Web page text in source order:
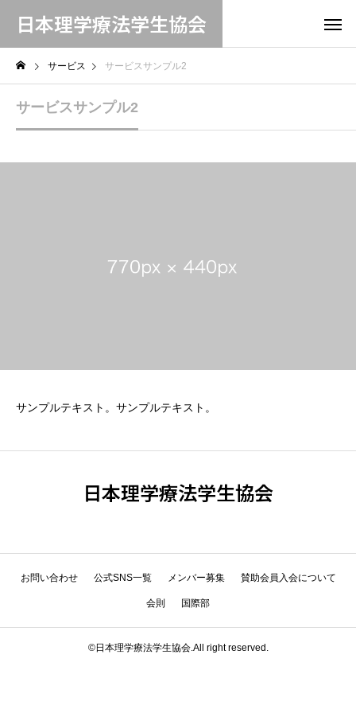
日本理学療法学生協会
サービス サービスサンプル2
サービスサンプル2
サンプルテキスト。サンプルテキスト。
日本理学療法学生協会
お問い合わせ 公式SNS一覧 メンバー募集 賛助会員入会について
会則 国際部
©日本理学療法学生協会.All right reserved.